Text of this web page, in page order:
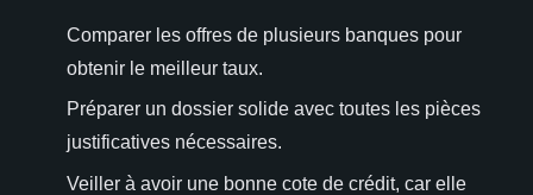
Comparer les offres de plusieurs banques pour
obtenir le meilleur taux.
Préparer un dossier solide avec toutes les pièces
justificatives nécessaires.
Veiller à avoir une bonne cote de crédit, car elle